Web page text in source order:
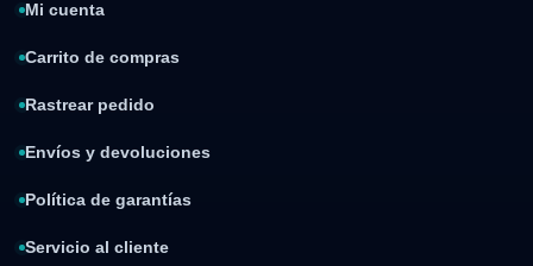
Mi cuenta
Carrito de compras
Rastrear pedido
Envíos y devoluciones
Política de garantías
Servicio al cliente